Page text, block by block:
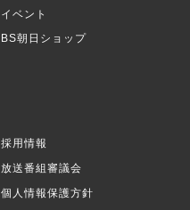
イベント
BS朝日ショップ
採用情報
放送番組審議会
個人情報保護方針